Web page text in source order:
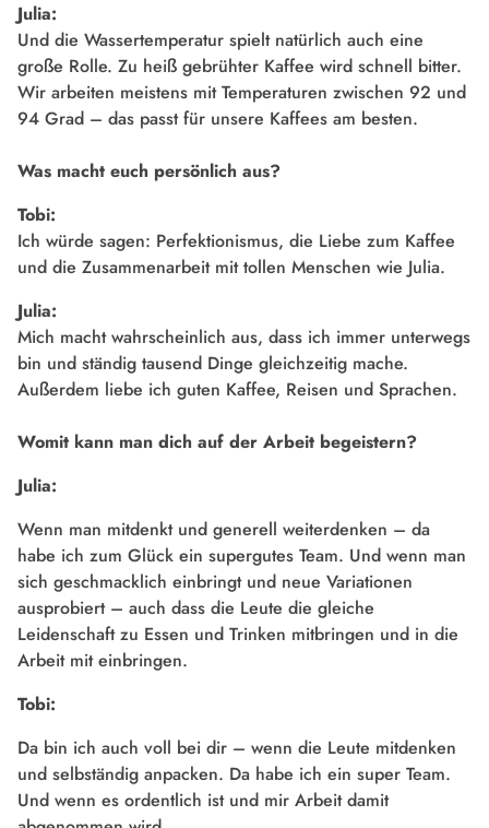
Julia:
Und die Wassertemperatur spielt natürlich auch eine
große Rolle. Zu heiß gebrühter Kaffee wird schnell bitter.
Wir arbeiten meistens mit Temperaturen zwischen 92 und
94 Grad – das passt für unsere Kaffees am besten.
Was macht euch persönlich aus?
Tobi:
Ich würde sagen: Perfektionismus, die Liebe zum Kaffee
und die Zusammenarbeit mit tollen Menschen wie Julia.
Julia:
Mich macht wahrscheinlich aus, dass ich immer unterwegs
bin und ständig tausend Dinge gleichzeitig mache.
Außerdem liebe ich guten Kaffee, Reisen und Sprachen.
Womit kann man dich auf der Arbeit begeistern?
Julia:
Wenn man mitdenkt und generell weiterdenken – da
habe ich zum Glück ein supergutes Team. Und wenn man
sich geschmacklich einbringt und neue Variationen
ausprobiert – auch dass die Leute die gleiche
Leidenschaft zu Essen und Trinken mitbringen und in die
Arbeit mit einbringen.
Tobi:
Da bin ich auch voll bei dir – wenn die Leute mitdenken
und selbständig anpacken. Da habe ich ein super Team.
Und wenn es ordentlich ist und mir Arbeit damit